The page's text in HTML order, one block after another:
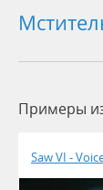
Примеры
Saw VI -